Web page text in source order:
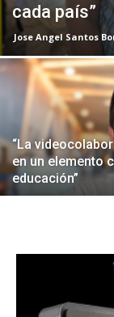
cada país”
Jose Angel Santos
“La
en un elemento
educación”